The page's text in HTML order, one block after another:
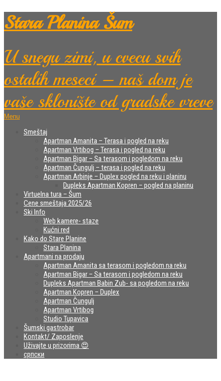
Stara Planina Šum
U snegu zimi, u cvecu svih
ostalih meseci – naš dom je
vaše sklonište od gradske vreve
Menu
Smeštaj
Apartman Amanita – Terasa i pogled na reku
Apartman Vrtibog – Terasa i pogled na reku
Apartman Bigar – Sa terasom i pogledom na reku
Apartman Čungulj – terasa i pogled na reku
Apartman Arbinje – Duplex pogled na reku i planinu
Dupleks Apartman Kopren – pogled na planinu
Virtuelna tura – Šum
Cene smeštaja 2025/26
Ski Info
Web kamere- staze
Kućni red
Kako do Stare Planine
Stara Planina
Apartmani na prodaju
Apartman Amanita sa terasom i pogledom na reku
Apartman Bigar – Sa terasom i pogledom na reku
Dupleks Apartman Babin Zub- sa pogledom na reku
Apartman Kopren – Duplex
Apartman Čungulj
Apartman Vrtibog
Studio Tupavica
Šumski gastrobar
Kontakt/ Zaposlenje
Uživajte u prizorima 😍
српски